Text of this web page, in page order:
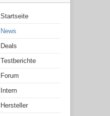
Startseite
News
Deals
Testberichte
Forum
Intern
Hersteller